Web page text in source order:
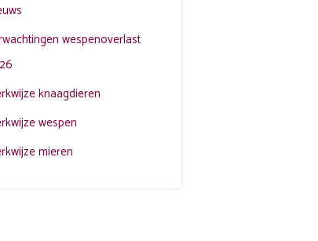
wespenoverlast
knaagdieren
wespen
mieren